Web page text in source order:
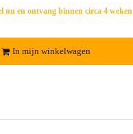
nu en ontvang binnen circa 4 weken
In mijn winkelwagen